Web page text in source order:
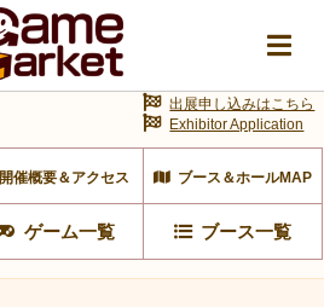
開催概要＆アクセス ブース＆ホールMAP
ゲーム一覧 ブース一覧
出展申し込みはこちら
Exhibitor Application